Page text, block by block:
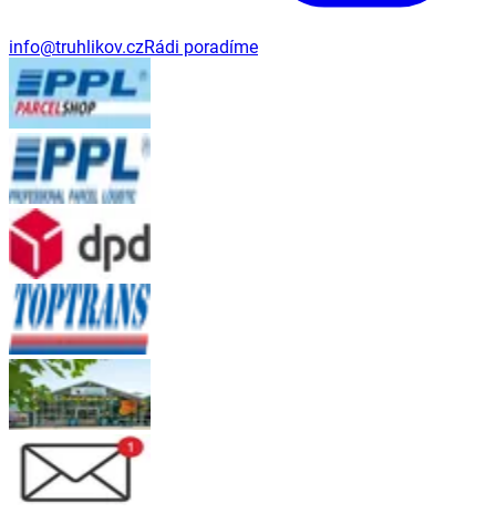
info@truhlikov.czRádi poradíme